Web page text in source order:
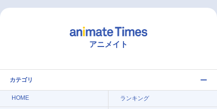
アニメイト
カテゴリ
HOME ランキング